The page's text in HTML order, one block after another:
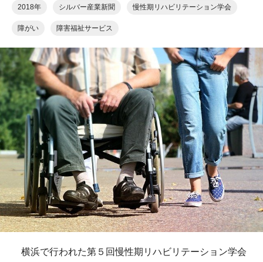
2018年 シルバー産業新聞 慢性期リハビリテーション学会
障がい 障害福祉サービス
横浜で行われた第５回慢性期リハビリテーション学会